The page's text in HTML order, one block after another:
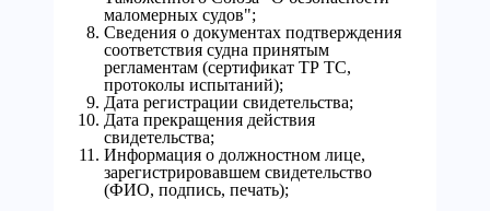
маломерных судов";
Сведения о документах подтверждения
соответствия судна принятым
регламентам (сертификат ТР ТС,
протоколы испытаний);
Дата регистрации свидетельства;
Дата прекращения действия
свидетельства;
Информация о должностном лице,
зарегистрировавшем свидетельство
(ФИО, подпись, печать);